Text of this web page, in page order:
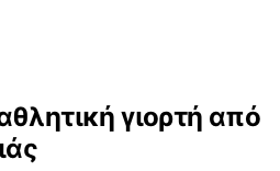
γιορτή από